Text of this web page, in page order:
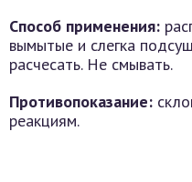
Способ применения:
вымытые и слегка
расчесать. Не смывать.
Противопоказание:
реакциям.